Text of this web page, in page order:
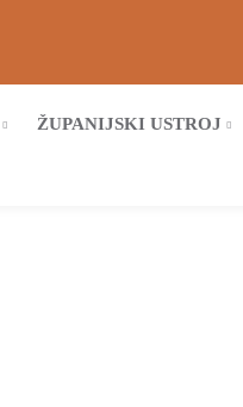
ŽUPANIJSKI USTROJ